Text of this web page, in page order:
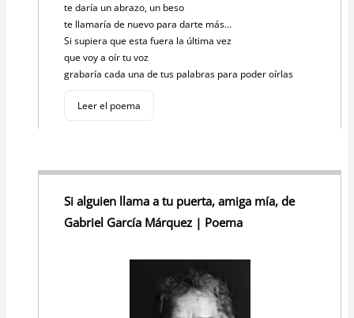
te daría un abrazo, un beso
te llamaría de nuevo para darte más…
Si supiera que esta fuera la última vez
que voy a oír tu voz
grabaría cada una de tus palabras para poder oírlas
Leer el poema
Si alguien llama a tu puerta, amiga mía, de
Gabriel García Márquez | Poema